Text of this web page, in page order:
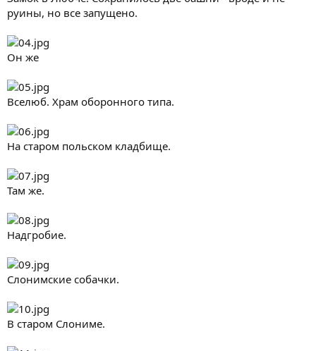
руины, но все запущено.
Он же
Вселюб. Храм оборонного типа.
На старом польском кладбище.
Там же.
Надгробие.
Слонимские собачки.
В старом Слониме.